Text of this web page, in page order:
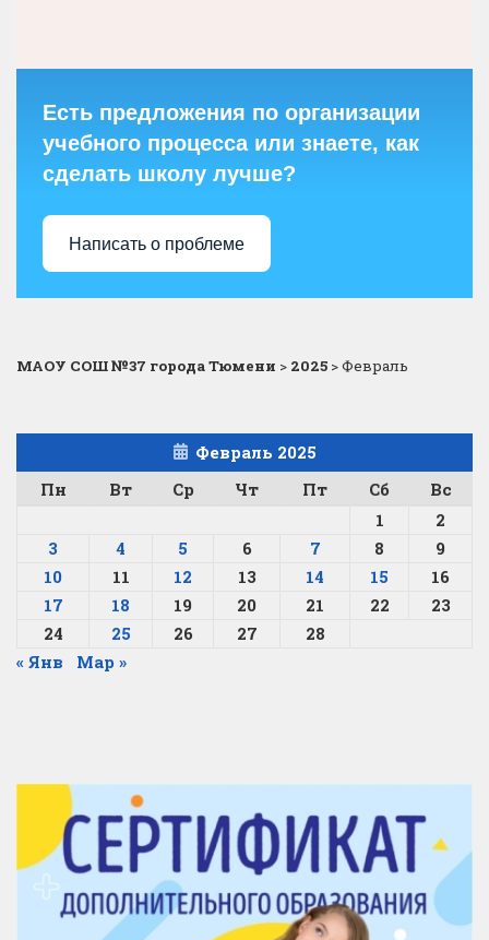
Есть предложения по организации
учебного процесса или знаете, как
сделать школу лучше?
Написать о проблеме
МАОУ СОШ №37 города Тюмени > 2025 >Февраль
Февраль 2025
Пн
Вт Ср Чт Пт Сб
Вс
1
2
3
4 5 6 7 8
9
10
11 12 13 14 15
16
17
18 19 20 21 22
23
24
25 26 27
28
« Янв
Мар »